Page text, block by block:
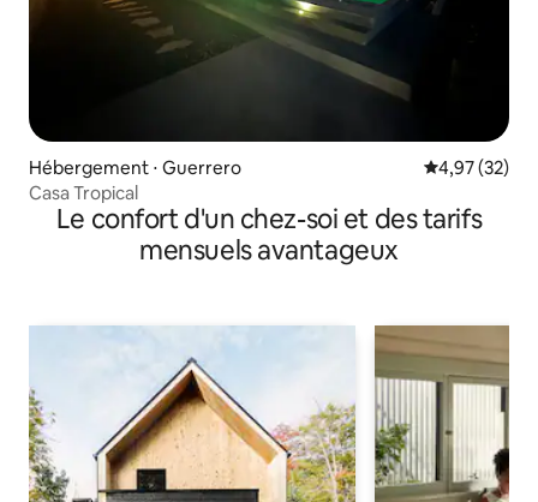
Hébergement ⋅ Guerrero Évaluation
4,97 (32)
Casa Tropical
Le confort d'un chez-soi et des tarifs
mensuels avantageux